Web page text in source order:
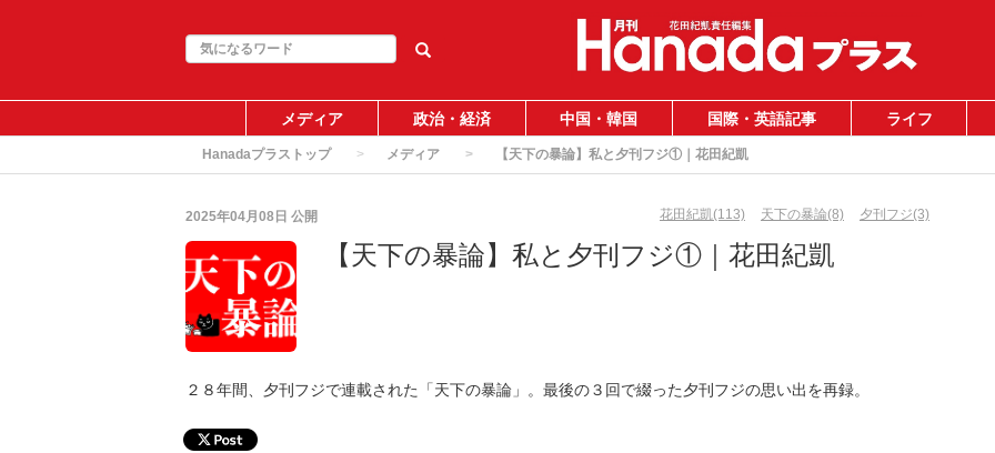
メディア 政治・経済 中国・韓国 国際・英語記事 ライフ
Hanadaプラストップ メディア 【天下の暴論】私と夕刊フジ①｜花田紀凱
2025年04月08日 公開 花田紀凱(113) 天下の暴論(8) 夕刊フジ(3)
【天下の暴論】私と夕刊フジ①｜花田紀凱
２８年間、夕刊フジで連載された「天下の暴論」。最後の３回で綴った夕刊フジの思い出を再録。